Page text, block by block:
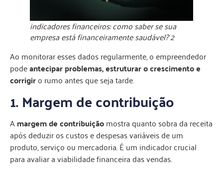
indicadores financeiros: como saber se sua
empresa está financeiramente saudável? 2
Ao monitorar esses dados regularmente, o empreendedor
podeantecipar problemas, estruturar o crescimento e
corrigiro rumo antes que seja tarde.
1. Margem de contribuição
Amargem de contribuiçãomostra quanto sobra da receita
após deduzir os custos e despesas variáveis de um
produto, serviço ou mercadoria. É um indicador crucial
para avaliar a viabilidade financeira das vendas.